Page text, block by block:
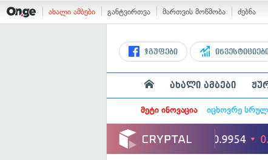
ახალი ამბები განტვირთვა მართვის მოწმობა ძებნა
ჯგუფები
ახალი ამბები
მეტი ინოვაცია იცხოვრე